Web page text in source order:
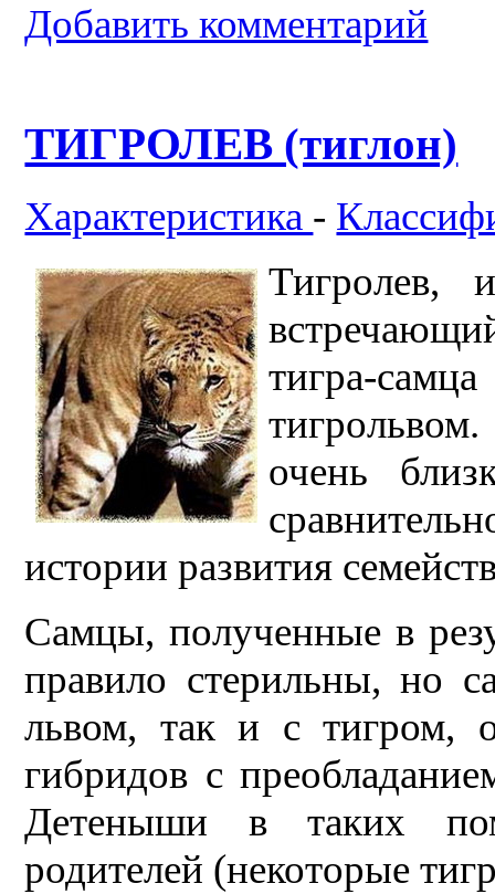
Добавить комментарий
ТИГРОЛЕВ (тиглон)
Характеристика -
Тигролев,
тигра-
очень
истории развития
Самцы, полученные в
правило стерильны, но
львом, так и с тигром,
гибридов с
Детеныши в таких
родителей (некоторые